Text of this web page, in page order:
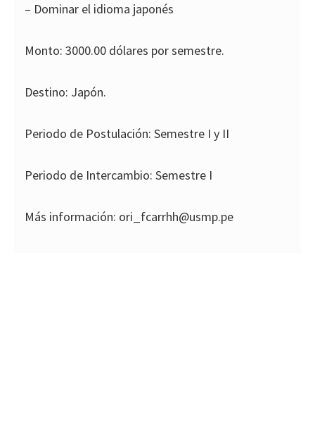
– Dominar el idioma japonés
Monto: 3000.00 dólares por semestre.
Destino: Japón.
Periodo de Postulación: Semestre I y II
Periodo de Intercambio: Semestre I
Más información: ori_fcarrhh@usmp.pe